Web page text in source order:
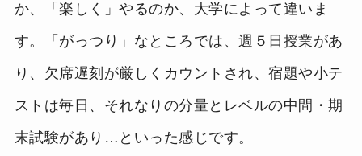
か、「楽しく」やるのか、大学によって違いま
す。「がっつり」なところでは、週５日授業があ
り、欠席遅刻が厳しくカウントされ、宿題や小テ
ストは毎日、それなりの分量とレベルの中間・期
末試験があり…といった感じです。